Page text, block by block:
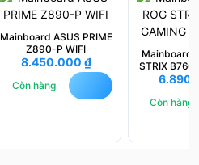
Mainboard ASUS PRIME
Z890-P WIFI
8.450.000 ₫
Còn hàng
Mainboard
STRIX
WIFI
Còn hàng